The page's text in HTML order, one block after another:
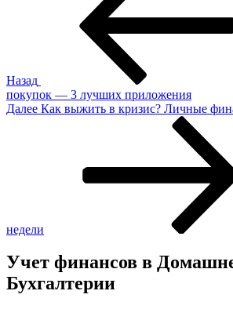
Назад
покупок — 3 лучших приложения
Следующая
Далее Как выжить в кризис? Личные
недели
Учет финансов в
Бухгалтерии